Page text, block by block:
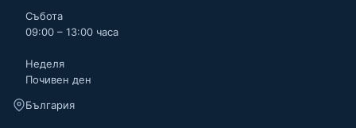
Събота
09:00 – 13:00 часа
Неделя
Почивен ден
България